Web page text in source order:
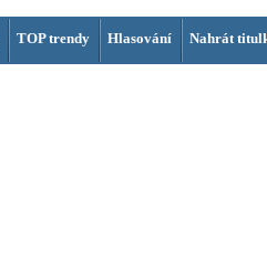
TOP trendy Hlasování Nahrát